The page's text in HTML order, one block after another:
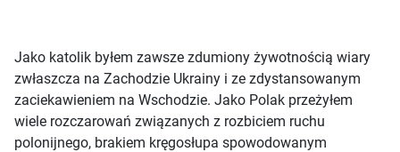
Jako katolik byłem zawsze zdumiony żywotnością wiary
zwłaszcza na Zachodzie Ukrainy i ze zdystansowanym
zaciekawieniem na Wschodzie. Jako Polak przeżyłem
wiele rozczarowań związanych z rozbiciem ruchu
polonijnego, brakiem kręgosłupa spowodowanym